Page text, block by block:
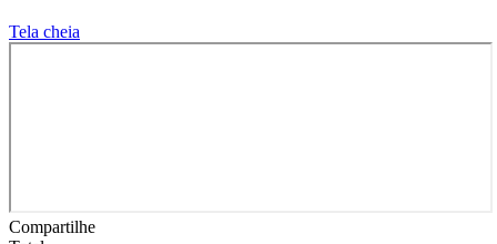
Tela cheia
Compartilhe